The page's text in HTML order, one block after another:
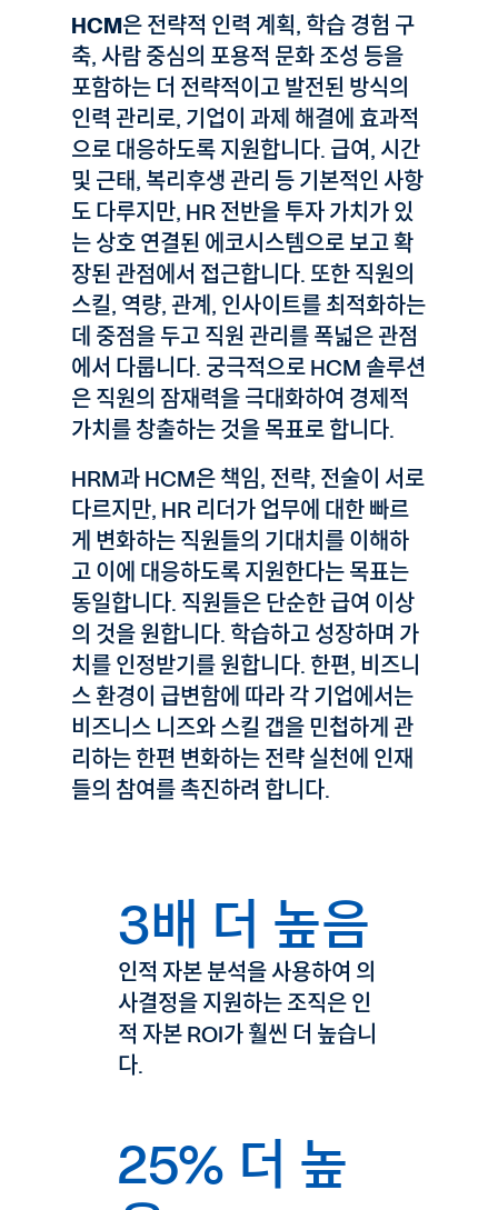
HCM은 전략적 인력 계획, 학습 경험 구
축, 사람 중심의 포용적 문화 조성 등을
포함하는 더 전략적이고 발전된 방식의
인력 관리로, 기업이 과제 해결에 효과적
으로 대응하도록 지원합니다. 급여, 시간
및 근태, 복리후생 관리 등 기본적인 사항
도 다루지만, HR 전반을 투자 가치가 있
는 상호 연결된 에코시스템으로 보고 확
장된 관점에서 접근합니다. 또한 직원의
스킬, 역량, 관계, 인사이트를 최적화하는
데 중점을 두고 직원 관리를 폭넓은 관점
에서 다룹니다. 궁극적으로 HCM 솔루션
은 직원의 잠재력을 극대화하여 경제적
가치를 창출하는 것을 목표로 합니다.
HRM과 HCM은 책임, 전략, 전술이 서로
다르지만, HR 리더가 업무에 대한 빠르
게 변화하는 직원들의 기대치를 이해하
고 이에 대응하도록 지원한다는 목표는
동일합니다. 직원들은 단순한 급여 이상
의 것을 원합니다. 학습하고 성장하며 가
치를 인정받기를 원합니다. 한편, 비즈니
스 환경이 급변함에 따라 각 기업에서는
비즈니스 니즈와 스킬 갭을 민첩하게 관
리하는 한편 변화하는 전략 실천에 인재
들의 참여를 촉진하려 합니다.
3배 더 높음
인적 자본 분석을 사용하여 의
사결정을 지원하는 조직은 인
적 자본 ROI가 훨씬 더 높습니
다.
25% 더 높